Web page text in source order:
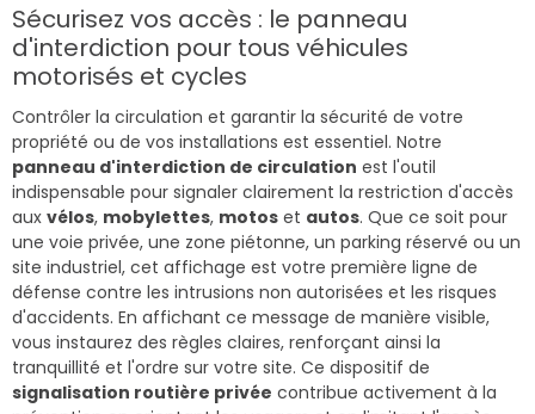
Sécurisez vos accès : le panneau
d'interdiction pour tous véhicules
motorisés et cycles
Contrôler la circulation et garantir la sécurité de votre
propriété ou de vos installations est essentiel. Notre
panneau d'interdiction de circulation est l'outil
indispensable pour signaler clairement la restriction d'accès
aux vélos, mobylettes, motos et autos. Que ce soit pour
une voie privée, une zone piétonne, un parking réservé ou un
site industriel, cet affichage est votre première ligne de
défense contre les intrusions non autorisées et les risques
d'accidents. En affichant ce message de manière visible,
vous instaurez des règles claires, renforçant ainsi la
tranquillité et l'ordre sur votre site. Ce dispositif de
signalisation routière privée contribue activement à la